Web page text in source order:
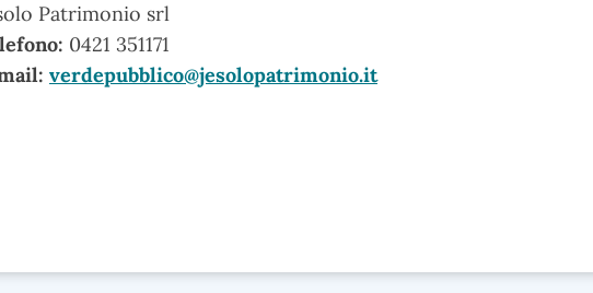
Patrimonio srl
0421 351171
verdepubblico@jesolopatrimonio.it